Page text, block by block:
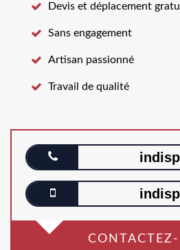
Devis et déplacement
Sans engagement
Artisan passionné
Travail de qualité